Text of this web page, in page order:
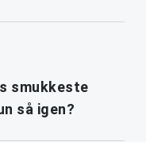
smukkeste
så igen?